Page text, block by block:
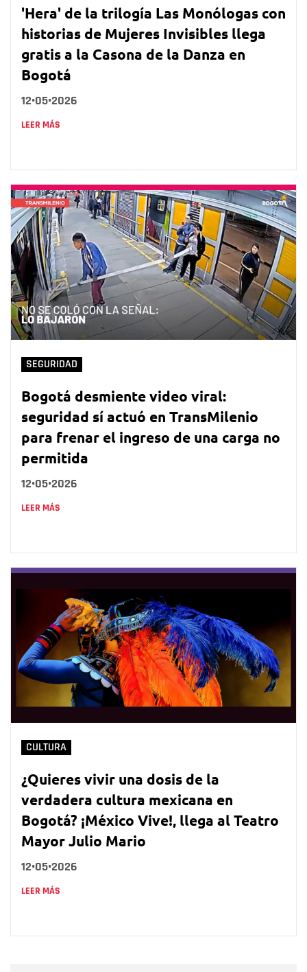
'Hera' de la trilogía Las Monólogas con
historias de Mujeres Invisibles llega
gratis a la Casona de la Danza en
Bogotá
12•05•2026
LEER MÁS
SEGURIDAD
Bogotá desmiente video viral:
seguridad sí actuó en TransMilenio
para frenar el ingreso de una carga no
permitida
12•05•2026
LEER MÁS
CULTURA
¿Quieres vivir una dosis de la
verdadera cultura mexicana en
Bogotá? ¡México Vive!, llega al Teatro
Mayor Julio Mario
12•05•2026
LEER MÁS